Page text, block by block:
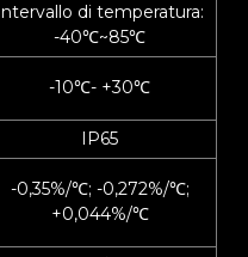
Intervallo di temperatura:
-40℃~85℃
-10℃- +30℃
IP65
-0,35%/℃; -0,272%/℃;
+0,044%/℃